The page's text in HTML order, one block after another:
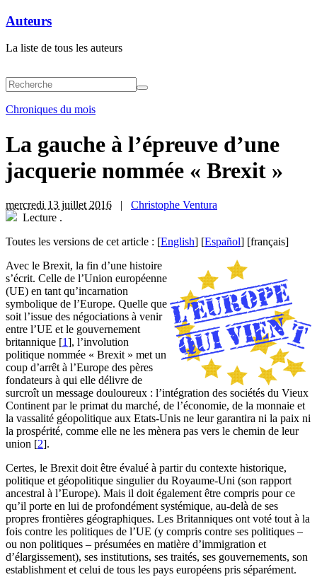
Auteurs
La liste de tous les auteurs
Chroniques du mois
La gauche à l’épreuve d’une
jacquerie nommée « Brexit »
mercredi 13 juillet 2016 | Christophe Ventura
Lecture .
Toutes les versions de cet article : [English] [Español] [français]
Avec le Brexit, la fin d’une histoire
s’écrit. Celle de l’Union européenne
(UE) en tant qu’incarnation
symbolique de l’Europe. Quelle que
soit l’issue des négociations à venir
entre l’UE et le gouvernement
britannique [1], l’involution
politique nommée « Brexit » met un
coup d’arrêt à l’Europe des pères
fondateurs à qui elle délivre de
surcroît un message douloureux : l’intégration des sociétés du Vieux
Continent par le primat du marché, de l’économie, de la monnaie et
la vassalité géopolitique aux Etats-Unis ne leur garantira ni la paix ni
la prospérité, comme elle ne les mènera pas vers le chemin de leur
union [2].
Certes, le Brexit doit être évalué à partir du contexte historique,
politique et géopolitique singulier du Royaume-Uni (son rapport
ancestral à l’Europe). Mais il doit également être compris pour ce
qu’il porte en lui de profondément systémique, au-delà de ses
propres frontières géographiques. Les Britanniques ont voté tout à la
fois contre les politiques de l’UE (y compris contre ses politiques –
ou non politiques – présumées en matière d’immigration et
d’élargissement), ses institutions, ses traités, ses gouvernements, son
establishment et celui de tous les pays européens pris séparément.